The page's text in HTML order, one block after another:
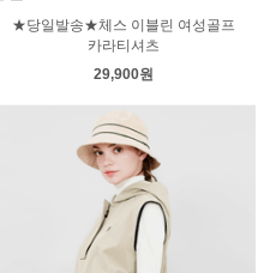
★당일발송★체스 이블린 여성골프
카라티셔츠
29,900원